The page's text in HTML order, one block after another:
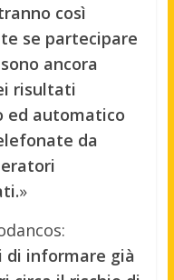
così
se partecipare
ancora
risultati
ed automatico
da
»
di informare già